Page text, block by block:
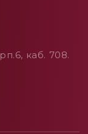
каб. 708.